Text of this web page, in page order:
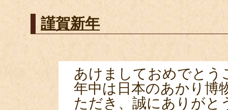
謹賀新年
あけましておめでとう
年中は日本のあかり博
ただき、誠にありがと